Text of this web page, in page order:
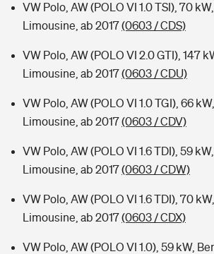
VW Polo, AW (POLO VI 1.0 TSI), 70
Limousine, ab 2017(0603 / CDS)
VW Polo, AW (POLO VI 2.0 GTI), 147
Limousine, ab 2017(0603 / CDU)
VW Polo, AW (POLO VI 1.0 TGI), 66
Limousine, ab 2017(0603 / CDV)
VW Polo, AW (POLO VI 1.6 TDI), 59
Limousine, ab 2017(0603 / CDW)
VW Polo, AW (POLO VI 1.6 TDI), 70
Limousine, ab 2017(0603 / CDX)
VW Polo, AW (POLO VI 1.0), 59 kW,